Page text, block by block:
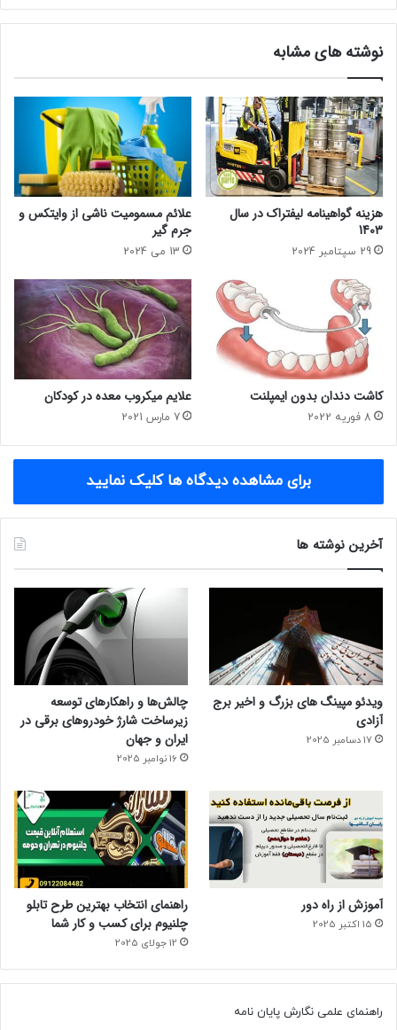
نوشته های مشابه
هزینه گواهینامه لیفتراک در سال
1403
29 سپتامبر 2024
علائم مسمومیت ناشی از وایتکس و
جرم گیر
13 می 2024
کاشت دندان بدون ایمپلنت
8 فوریه 2022
علایم میکروب معده در کودکان
7 مارس 2021
برای مشاهده دیدگاه ها کلیک نمایید
آخرین نوشته ها
ویدئو مپینگ های بزرگ و اخیر برج
آزادی
17 دسامبر 2025
چالش‌ها و راهکارهای توسعه
زیرساخت شارژ خودروهای برقی در
ایران و جهان
16 نوامبر 2025
آموزش از راه دور
15 اکتبر 2025
راهنمای انتخاب بهترین طرح تابلو
چلنیوم برای کسب و کار شما
12 جولای 2025
راهنمای علمی نگارش پایان نامه